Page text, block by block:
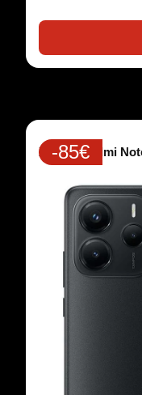
Xiaomi Redmi
-85€